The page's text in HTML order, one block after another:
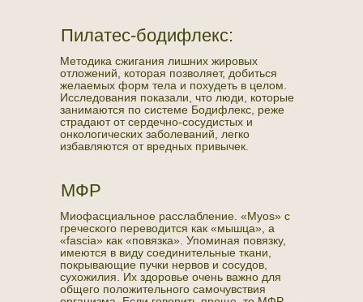
Методика сжигания лишних жировых
отложений, которая позволяет, добиться
желаемых форм тела и похудеть в целом.
Исследования показали, что люди, которые
занимаются по системе Бодифлекс, реже
страдают от сердечно-сосудистых и
онкологических заболеваний, легко
избавляются от вредных привычек.
Пилатес-бодифлекс:
Миофасциальное расслабление. «Myos» с
греческого переводится как «мышца», а
«fascia» как «повязка». Упоминая повязку,
имеются в виду соединительные ткани,
покрывающие пучки нервов и сосудов,
сухожилия. Их здоровье очень важно для
общего положительного самочувствия
МФР